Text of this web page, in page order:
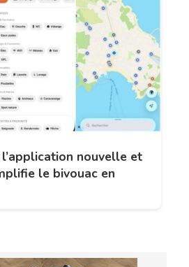
nouvelle et
le bivouac en